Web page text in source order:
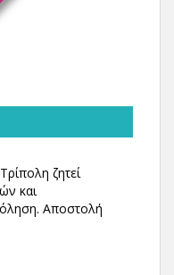
ζητεί
και
Αποστολή